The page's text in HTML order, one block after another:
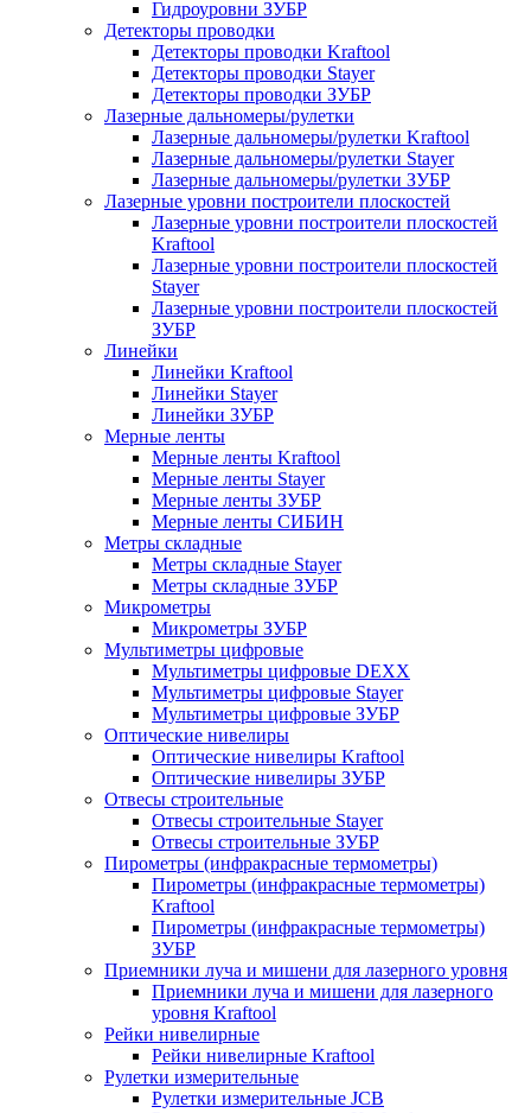
Гидроуровни ЗУБР
Детекторы проводки
Детекторы проводки Kraftool
Детекторы проводки Stayer
Детекторы проводки ЗУБР
Лазерные дальномеры/рулетки
Лазерные дальномеры/рулетки Kraftool
Лазерные дальномеры/рулетки Stayer
Лазерные дальномеры/рулетки ЗУБР
Лазерные уровни построители плоскостей
Лазерные уровни построители плоскостей
Kraftool
Лазерные уровни построители плоскостей
Stayer
Лазерные уровни построители плоскостей
ЗУБР
Линейки
Линейки Kraftool
Линейки Stayer
Линейки ЗУБР
Мерные ленты
Мерные ленты Kraftool
Мерные ленты Stayer
Мерные ленты ЗУБР
Мерные ленты СИБИН
Метры складные
Метры складные Stayer
Метры складные ЗУБР
Микрометры
Микрометры ЗУБР
Мультиметры цифровые
Мультиметры цифровые DEXX
Мультиметры цифровые Stayer
Мультиметры цифровые ЗУБР
Оптические нивелиры
Оптические нивелиры Kraftool
Оптические нивелиры ЗУБР
Отвесы строительные
Отвесы строительные Stayer
Отвесы строительные ЗУБР
Пирометры (инфракрасные термометры)
Пирометры (инфракрасные термометры)
Kraftool
Пирометры (инфракрасные термометры)
ЗУБР
Приемники луча и мишени для лазерного уровня
Приемники луча и мишени для лазерного
уровня Kraftool
Рейки нивелирные
Рейки нивелирные Kraftool
Рулетки измерительные
Рулетки измерительные JCB